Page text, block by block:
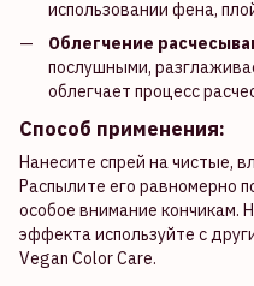
использовании фена,
Облегчение
послушными,
облегчает процесс
Способ применения:
Нанесите спрей на чистые,
Распылите его равномерно
особое внимание кончикам.
эффекта используйте с
Vegan Color Care.